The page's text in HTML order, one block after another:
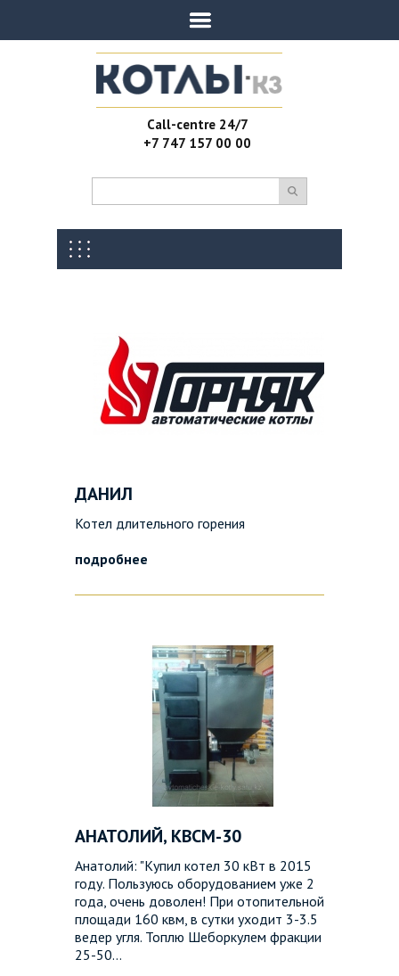
Call-centre 24/7
+7 747 157 00 00
Отзывы
ДАНИЛ
Котел длительного горения
подробнее
АНАТОЛИЙ, КВСМ-30
Анатолий: "Купил котел 30 кВт в 2015
году. Пользуюсь оборудованием уже 2
года, очень доволен! При отопительной
площади 160 квм, в сутки уходит 3-3.5
ведер угля. Топлю Шеборкулем фракции
25-50...